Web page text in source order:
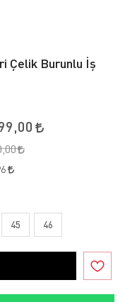
Çelik Burunlu İş
45 46